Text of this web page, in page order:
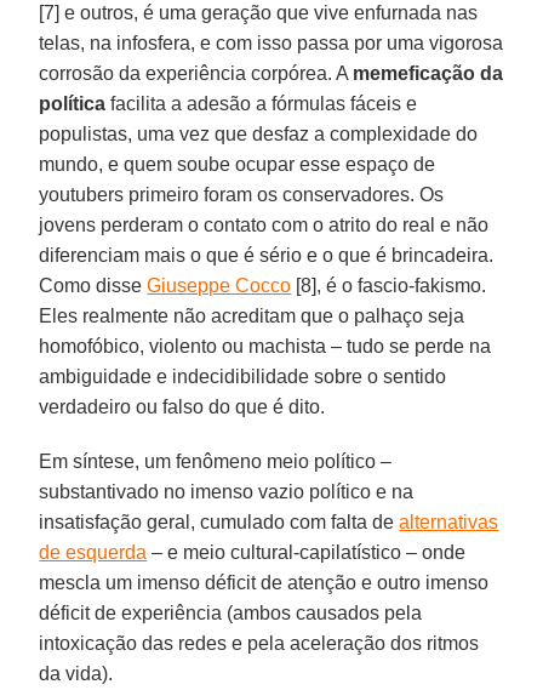
[7] e outros, é uma geração que vive enfurnada nas
telas, na infosfera, e com isso passa por uma vigorosa
corrosão da experiência corpórea. A memeficação da
política facilita a adesão a fórmulas fáceis e
populistas, uma vez que desfaz a complexidade do
mundo, e quem soube ocupar esse espaço de
youtubers primeiro foram os conservadores. Os
jovens perderam o contato com o atrito do real e não
diferenciam mais o que é sério e o que é brincadeira.
Como disseGiuseppe Cocco [8], é o fascio-fakismo.
Eles realmente não acreditam que o palhaço seja
homofóbico, violento ou machista – tudo se perde na
ambiguidade e indecidibilidade sobre o sentido
verdadeiro ou falso do que é dito.
Em síntese, um fenômeno meio político –
substantivado no imenso vazio político e na
insatisfação geral, cumulado com falta dealternativas
de esquerda – e meio cultural-capilatístico – onde
mescla um imenso déficit de atenção e outro imenso
déficit de experiência (ambos causados pela
intoxicação das redes e pela aceleração dos ritmos
da vida).